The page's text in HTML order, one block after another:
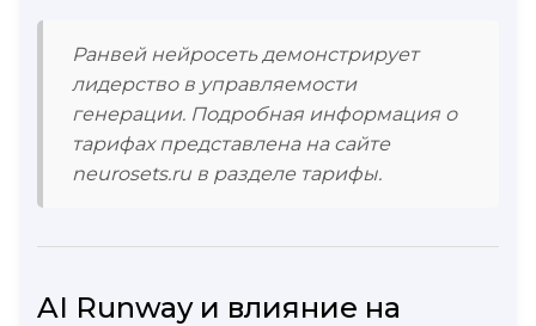
Ранвей нейросеть демонстрирует
лидерство в управляемости
генерации. Подробная информация о
тарифах представлена на сайте
neurosets.ru в разделе тарифы.
AI Runway и влияние на